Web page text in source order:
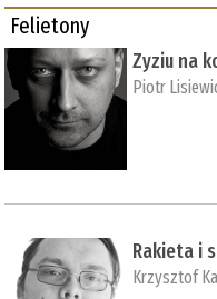
Felietony
Zyziu na
Piotr
Rakieta i
Krzysztof